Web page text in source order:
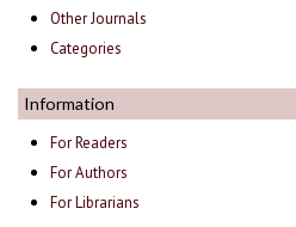
Other Journals
Categories
Information
For Readers
For Authors
For Librarians